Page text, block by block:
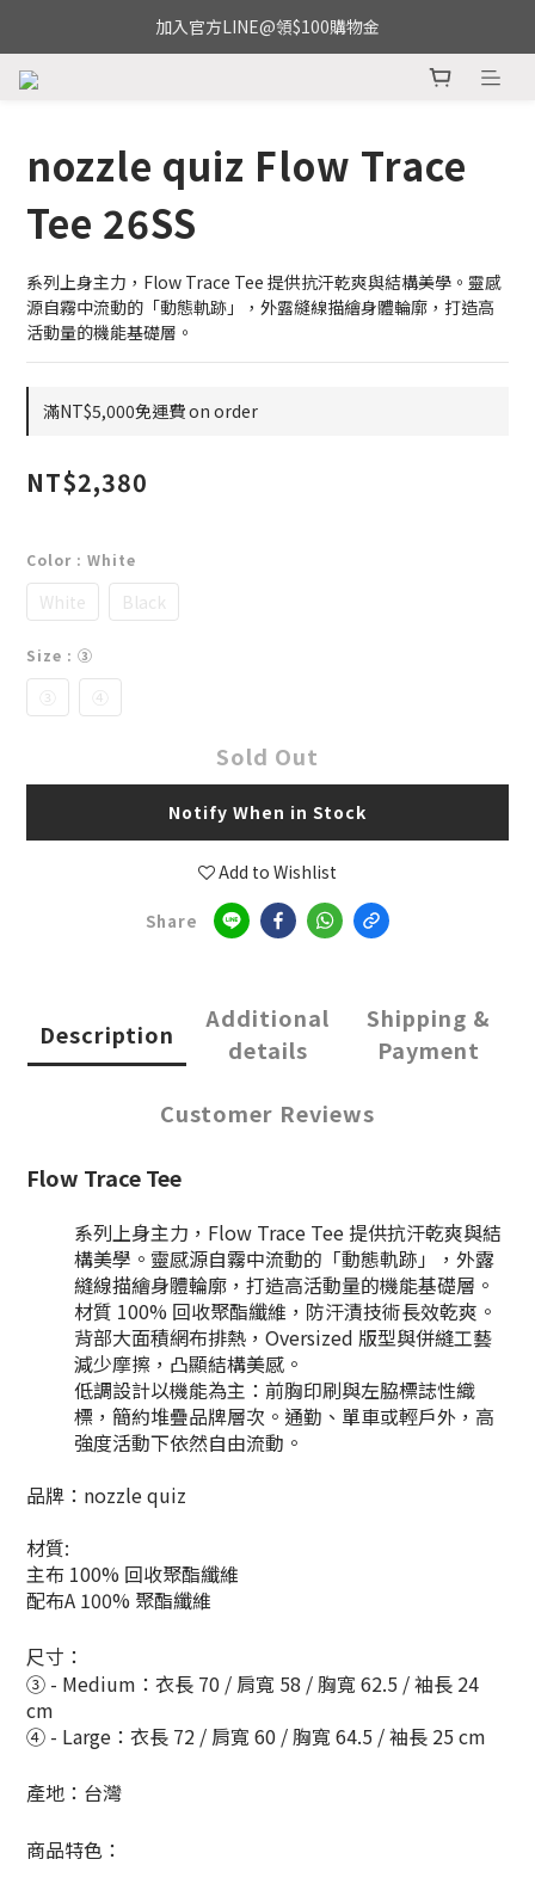
加入官方LINE@領$100購物金
nozzle quiz Flow Trace
Tee 26SS
系列上身主力，Flow Trace Tee 提供抗汗乾爽與結構美學。靈感
源自霧中流動的「動態軌跡」，外露縫線描繪身體輪廓，打造高
活動量的機能基礎層。
滿NT$5,000免運費 on order
NT$2,380
Color : White
White Black
Size : ③
③ ④
Sold Out
Notify When in Stock
Add to Wishlist
Share
Description
Additional
details
Shipping &
Payment
Customer Reviews
Flow Trace Tee
系列上身主力，Flow Trace Tee 提供抗汗乾爽與結
構美學。靈感源自霧中流動的「動態軌跡」，外露
縫線描繪身體輪廓，打造高活動量的機能基礎層。
材質 100% 回收聚酯纖維，防汗漬技術長效乾爽。
背部大面積網布排熱，Oversized 版型與併縫工藝
減少摩擦，凸顯結構美感。
低調設計以機能為主：前胸印刷與左脇標誌性織
標，簡約堆疊品牌層次。通勤、單車或輕戶外，高
強度活動下依然自由流動。
品牌：nozzle quiz
材質:
主布 100% 回收聚酯纖維
配布A 100% 聚酯纖維
尺寸：
③ - Medium：衣長 70 / 肩寬 58 / 胸寬 62.5 / 袖長 24
cm
④ - Large：衣長 72 / 肩寬 60 / 胸寬 64.5 / 袖長 25 cm
產地：台灣
商品特色：